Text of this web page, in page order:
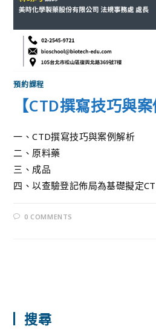
預約課程
【CTD撰寫技巧與案
一、CTD撰寫技巧與案例解析
二、原料藥
三、成品
四、以查驗登記佈局為基礎擬定
0 COMMENTS
搜尋